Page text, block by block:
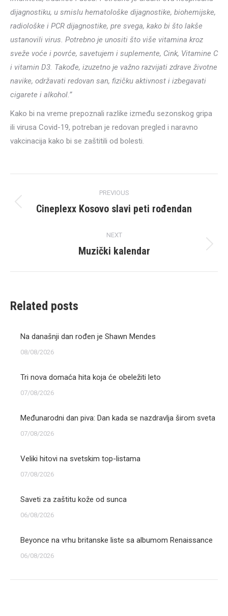
dijagnostiku, u smislu hematološke dijagnostike, biohemijske,
radiološke i PCR dijagnostike, pre svega, kako bi što lakše
ustanovili virus. Potrebno je unositi što više vitamina kroz
sveže voće i povrće, savetujem i suplemente, Cink, Vitamine C
i vitamin D3. Takođe, izuzetno je važno razvijati zdrave životne
navike, održavati redovan san, fizičku aktivnost i izbegavati
cigarete i alkohol.”
Kako bi na vreme prepoznali razlike između sezonskog gripa
ili virusa Covid-19, potreban je redovan pregled i naravno
vakcinacija kako bi se zaštitili od bolesti.
navigation
PREVIOUS
Previous
Cineplexx Kosovo slavi peti rođendan
NEXT
Next
Muzički kalendar
Related posts
Na današnji dan rođen je Shawn Mendes
08/08/2026
Tri nova domaća hita koja će obeležiti leto
07/08/2026
Međunarodni dan piva: Dan kada se nazdravlja širom sveta
07/08/2026
Veliki hitovi na svetskim top-listama
07/08/2026
Saveti za zaštitu kože od sunca
06/08/2026
Beyonce na vrhu britanske liste sa albumom Renaissance
06/08/2026